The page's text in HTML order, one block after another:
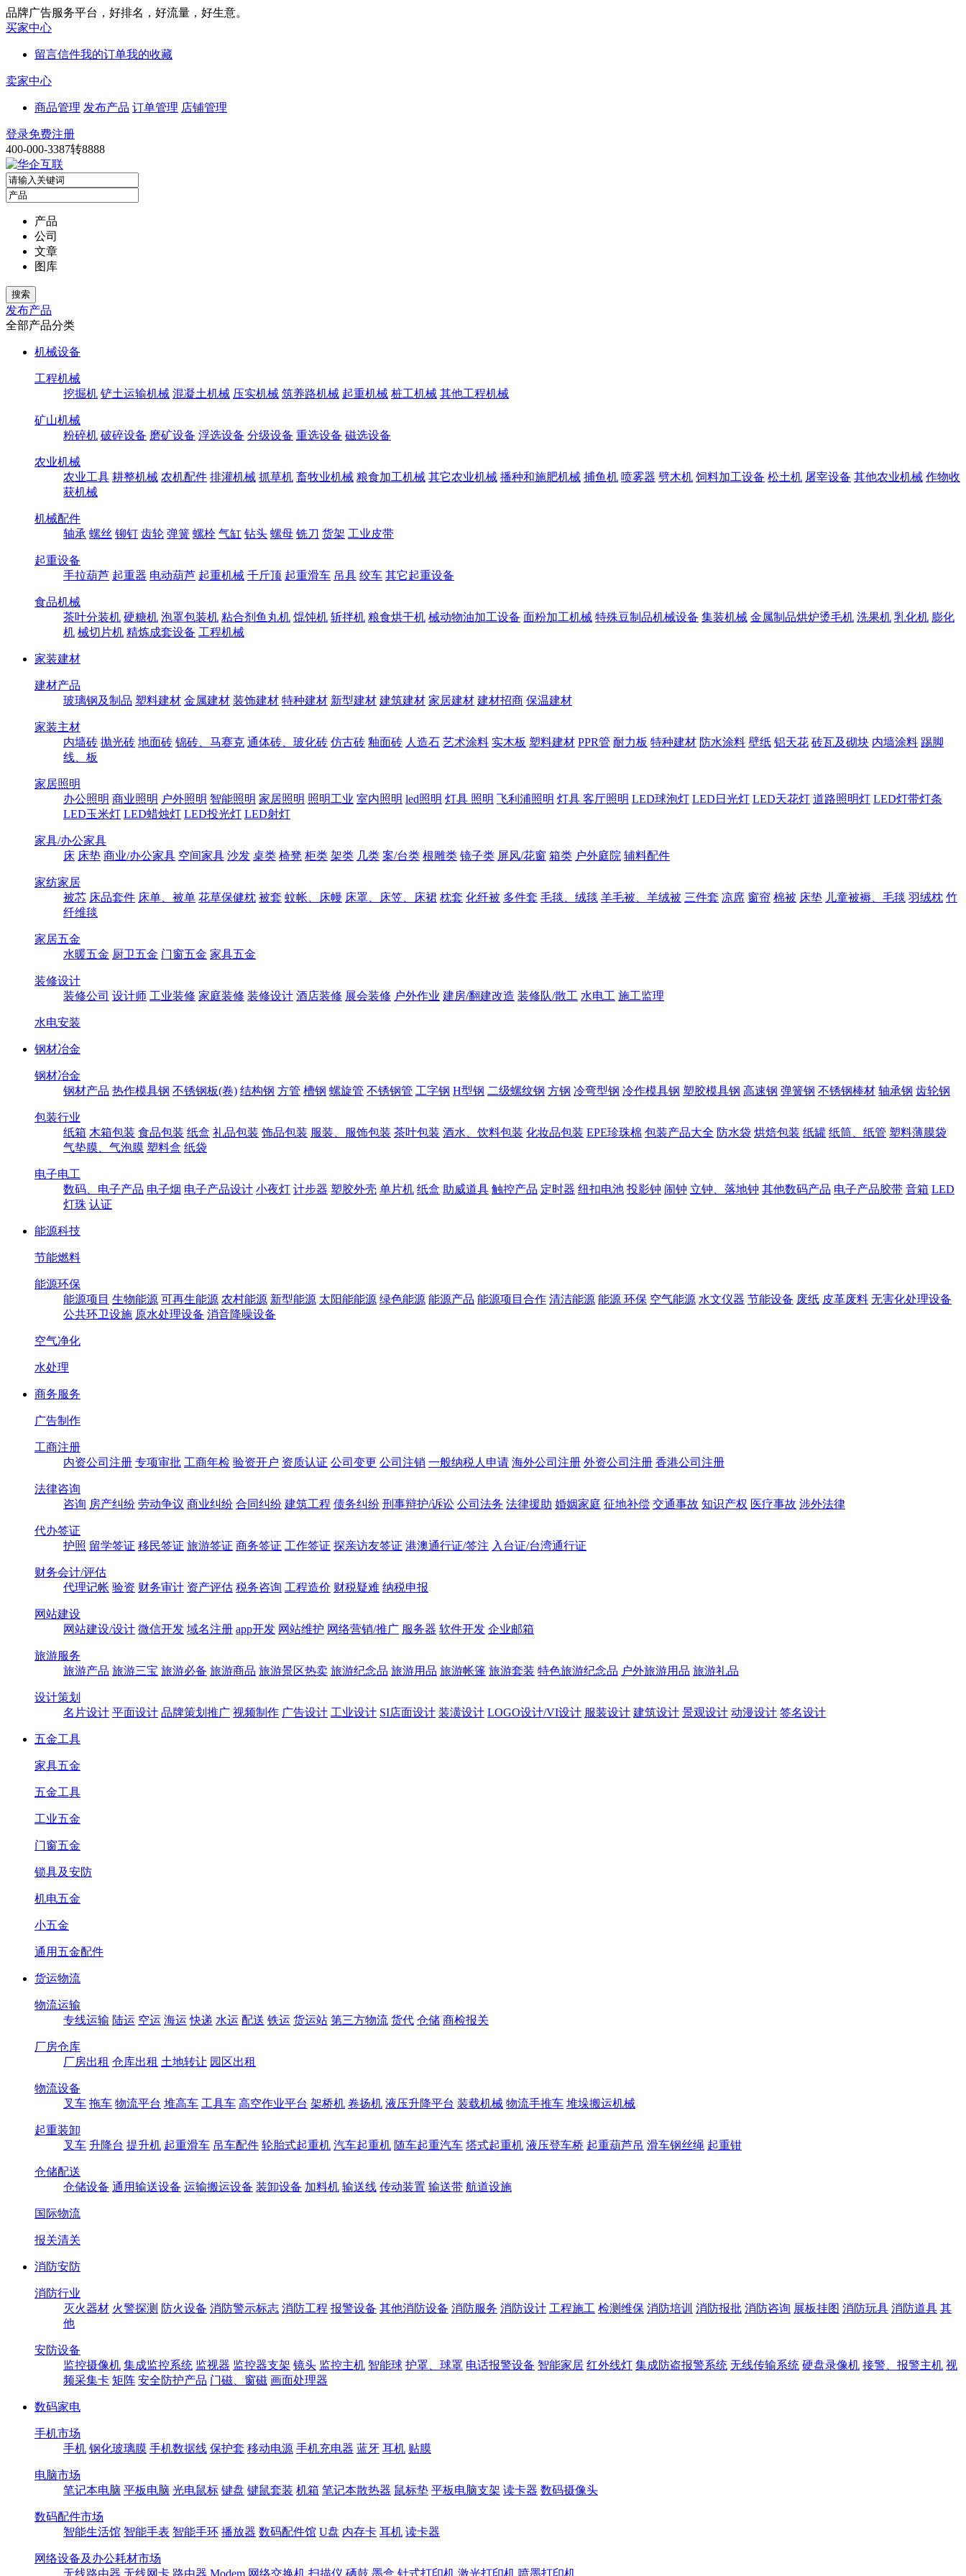
品牌广告服务平台，好排名，好流量，好生意。
买家中心
留言信件我的订单我的收藏
卖家中心
商品管理 发布产品 订单管理 店铺管理
登录免费注册
400-000-3387转8888
产品
公司
文章
图库
发布产品
全部产品分类
机械设备
工程机械
挖掘机 铲土运输机械 混凝土机械 压实机械 筑养路机械 起重机械 桩工机械 其他工程机械
矿山机械
粉碎机 破碎设备 磨矿设备 浮选设备 分级设备 重选设备 磁选设备
农业机械
农业工具 耕整机械 农机配件 排灌机械 抓草机 畜牧业机械 粮食加工机械 其它农业机械 播种和施肥机械 捕鱼机 喷雾器 劈木机 饲料加工设备 松土机 屠宰设备 其他农业机械 作物收
获机械
机械配件
轴承 螺丝 铆钉 齿轮 弹簧 螺栓 气缸 钻头 螺母 铣刀 货架 工业皮带
起重设备
手拉葫芦 起重器 电动葫芦 起重机械 千斤顶 起重滑车 吊具 绞车 其它起重设备
食品机械
茶叶分装机 硬糖机 泡罩包装机 粘合剂鱼丸机 馄饨机 斩拌机 粮食烘干机 械动物油加工设备 面粉加工机械 特殊豆制品机械设备 集装机械 金属制品烘炉烫毛机 洗果机 乳化机 膨化
机 械切片机 精炼成套设备 工程机械
家装建材
建材产品
玻璃钢及制品 塑料建材 金属建材 装饰建材 特种建材 新型建材 建筑建材 家居建材 建材招商 保温建材
家装主材
内墙砖 抛光砖 地面砖 锦砖、马赛克 通体砖、玻化砖 仿古砖 釉面砖 人造石 艺术涂料 实木板 塑料建材 PPR管 耐力板 特种建材 防水涂料 壁纸 铝天花 砖瓦及砌块 内墙涂料 踢脚
线、板
家居照明
办公照明 商业照明 户外照明 智能照明 家居照明 照明工业 室内照明 led照明 灯具 照明 飞利浦照明 灯具 客厅照明 LED球泡灯 LED日光灯 LED天花灯 道路照明灯 LED灯带灯条
LED玉米灯 LED蜡烛灯 LED投光灯 LED射灯
家具/办公家具
床 床垫 商业/办公家具 空间家具 沙发 桌类 椅凳 柜类 架类 几类 案/台类 根雕类 镜子类 屏风/花窗 箱类 户外庭院 辅料配件
家纺家居
被芯 床品套件 床单、被单 花草保健枕 被套 蚊帐、床幔 床罩、床笠、床裙 枕套 化纤被 多件套 毛毯、绒毯 羊毛被、羊绒被 三件套 凉席 窗帘 棉被 床垫 儿童被褥、毛毯 羽绒枕 竹
纤维毯
家居五金
水暖五金 厨卫五金 门窗五金 家具五金
装修设计
装修公司 设计师 工业装修 家庭装修 装修设计 酒店装修 展会装修 户外作业 建房/翻建改造 装修队/散工 水电工 施工监理
水电安装
钢材冶金
钢材冶金
钢材产品 热作模具钢 不锈钢板(卷) 结构钢 方管 槽钢 螺旋管 不锈钢管 工字钢 H型钢 二级螺纹钢 方钢 冷弯型钢 冷作模具钢 塑胶模具钢 高速钢 弹簧钢 不锈钢棒材 轴承钢 齿轮钢
包装行业
纸箱 木箱包装 食品包装 纸盒 礼品包装 饰品包装 服装、服饰包装 茶叶包装 酒水、饮料包装 化妆品包装 EPE珍珠棉 包装产品大全 防水袋 烘焙包装 纸罐 纸筒、纸管 塑料薄膜袋
气垫膜、气泡膜 塑料盒 纸袋
电子电工
数码、电子产品 电子烟 电子产品设计 小夜灯 计步器 塑胶外壳 单片机 纸盒 助威道具 触控产品 定时器 纽扣电池 投影钟 闹钟 立钟、落地钟 其他数码产品 电子产品胶带 音箱 LED
灯珠 认证
能源科技
节能燃料
能源环保
能源项目 生物能源 可再生能源 农村能源 新型能源 太阳能能源 绿色能源 能源产品 能源项目合作 清洁能源 能源 环保 空气能源 水文仪器 节能设备 废纸 皮革废料 无害化处理设备
公共环卫设施 原水处理设备 消音降噪设备
空气净化
水处理
商务服务
广告制作
工商注册
内资公司注册 专项审批 工商年检 验资开户 资质认证 公司变更 公司注销 一般纳税人申请 海外公司注册 外资公司注册 香港公司注册
法律咨询
咨询 房产纠纷 劳动争议 商业纠纷 合同纠纷 建筑工程 债务纠纷 刑事辩护/诉讼 公司法务 法律援助 婚姻家庭 征地补偿 交通事故 知识产权 医疗事故 涉外法律
代办签证
护照 留学签证 移民签证 旅游签证 商务签证 工作签证 探亲访友签证 港澳通行证/签注 入台证/台湾通行证
财务会计/评估
代理记帐 验资 财务审计 资产评估 税务咨询 工程造价 财税疑难 纳税申报
网站建设
网站建设/设计 微信开发 域名注册 app开发 网站维护 网络营销/推广 服务器 软件开发 企业邮箱
旅游服务
旅游产品 旅游三宝 旅游必备 旅游商品 旅游景区热卖 旅游纪念品 旅游用品 旅游帐篷 旅游套装 特色旅游纪念品 户外旅游用品 旅游礼品
设计策划
名片设计 平面设计 品牌策划推广 视频制作 广告设计 工业设计 SI店面设计 装潢设计 LOGO设计/VI设计 服装设计 建筑设计 景观设计 动漫设计 签名设计
五金工具
家具五金
五金工具
工业五金
门窗五金
锁具及安防
机电五金
小五金
通用五金配件
货运物流
物流运输
专线运输 陆运 空运 海运 快递 水运 配送 铁运 货运站 第三方物流 货代 仓储 商检报关
厂房仓库
厂房出租 仓库出租 土地转让 园区出租
物流设备
叉车 拖车 物流平台 堆高车 工具车 高空作业平台 架桥机 卷扬机 液压升降平台 装载机械 物流手推车 堆垛搬运机械
起重装卸
叉车 升降台 提升机 起重滑车 吊车配件 轮胎式起重机 汽车起重机 随车起重汽车 塔式起重机 液压登车桥 起重葫芦吊 滑车钢丝绳 起重钳
仓储配送
仓储设备 通用输送设备 运输搬运设备 装卸设备 加料机 输送线 传动装置 输送带 航道设施
国际物流
报关清关
消防安防
消防行业
灭火器材 火警探测 防火设备 消防警示标志 消防工程 报警设备 其他消防设备 消防服务 消防设计 工程施工 检测维保 消防培训 消防报批 消防咨询 展板挂图 消防玩具 消防道具 其
他
安防设备
监控摄像机 集成监控系统 监视器 监控器支架 镜头 监控主机 智能球 护罩、球罩 电话报警设备 智能家居 红外线灯 集成防盗报警系统 无线传输系统 硬盘录像机 接警、报警主机 视
频采集卡 矩阵 安全防护产品 门磁、窗磁 画面处理器
数码家电
手机市场
手机 钢化玻璃膜 手机数据线 保护套 移动电源 手机充电器 蓝牙 耳机 贴膜
电脑市场
笔记本电脑 平板电脑 光电鼠标 键盘 键鼠套装 机箱 笔记本散热器 鼠标垫 平板电脑支架 读卡器 数码摄像头
数码配件市场
智能生活馆 智能手表 智能手环 播放器 数码配件馆 U盘 内存卡 耳机 读卡器
网络设备及办公耗材市场
无线路由器 无线网卡 路由器 Modem 网络交换机 扫描仪 硒鼓 墨盒 针式打印机 激光打印机 喷墨打印机